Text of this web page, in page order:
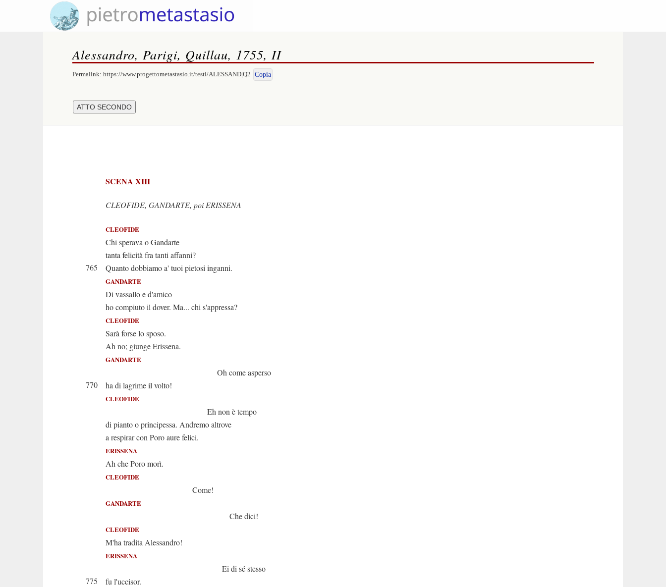
Alessandro, Parigi, Quillau, 1755, II
Permalink: https://www.progettometastasio.it/testi/ALESSAND|Q2 Copia
SCENA XIII
CLEOFIDE, GANDARTE, poi ERISSENA
CLEOFIDE
Chi sperava o Gandarte
tanta felicità fra tanti affanni?
765
Quanto dobbiamo a' tuoi pietosi inganni.
GANDARTE
Di vassallo e d'amico
ho compiuto il dover. Ma... chi s'appressa?
CLEOFIDE
Sarà forse lo sposo.
Ah no; giunge Erissena.
GANDARTE
Oh come asperso
770
ha di lagrime il volto!
CLEOFIDE
Eh non è tempo
di pianto o principessa. Andremo altrove
a respirar con Poro aure felici.
ERISSENA
Ah che Poro morì.
CLEOFIDE
Come!
GANDARTE
Che dici!
CLEOFIDE
M'ha tradita Alessandro!
ERISSENA
Ei di sé stesso
775
fu l'uccisor.